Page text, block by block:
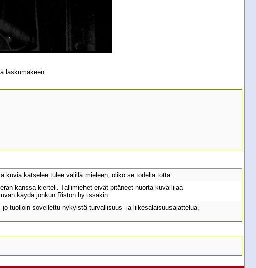
laskumäkeen.
kuvia katselee tulee välillä mieleen, oliko se todella totta.
kanssa kierteli. Tallimiehet eivät pitäneet nuorta kuvailijaa
käydä jonkun Riston hytissäkin.
tuolloin sovellettu nykyistä turvallisuus- ja liikesalaisuusajattelua,